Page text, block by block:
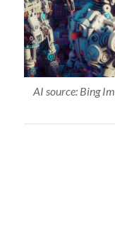
AI source: Bing